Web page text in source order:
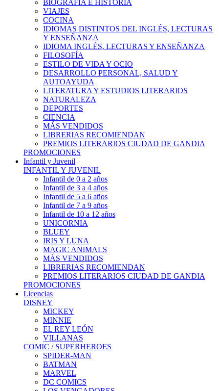
BIOGRAFÍA E HISTÓRIA
VIAJES
COCINA
IDIOMAS DISTINTOS DEL INGLÉS, LECTURAS
Y ENSEÑANZA
IDIOMA INGLÉS, LECTURAS Y ENSEÑANZA
FILOSOFÍA
ESTILO DE VIDA Y OCIO
DESARROLLO PERSONAL, SALUD Y
AUTOAYUDA
LITERATURA Y ESTUDIOS LITERARIOS
NATURALEZA
DEPORTES
CIENCIA
MÁS VENDIDOS
LIBRERIAS RECOMIENDAN
PREMIOS LITERARIOS CIUDAD DE GANDIA
PROMOCIONES
Infantil y Juvenil
INFANTIL Y JUVENIL
Infantil de 0 a 2 años
Infantil de 3 a 4 años
Infantil de 5 a 6 años
Infantil de 7 a 9 años
Infantil de 10 a 12 años
UNICORNIA
BLUEY
IRIS Y LUNA
MAGIC ANIMALS
MÁS VENDIDOS
LIBRERIAS RECOMIENDAN
PREMIOS LITERARIOS CIUDAD DE GANDIA
PROMOCIONES
Licencias
DISNEY
MICKEY
MINNIE
EL REY LEÓN
VILLANAS
COMIC / SUPERHEROES
SPIDER-MAN
BATMAN
MARVEL
DC COMICS